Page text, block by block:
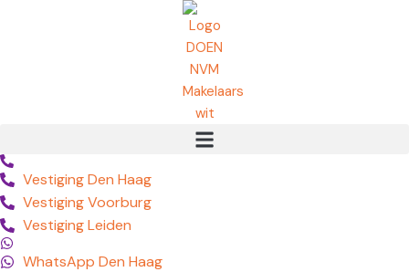
Vestiging Den Haag
Vestiging Voorburg
Vestiging Leiden
WhatsApp Den Haag